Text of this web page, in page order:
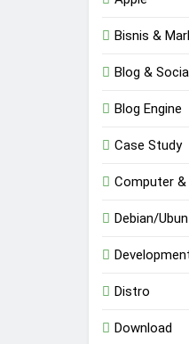
Bisnis &
Blog &
Blog Engine
Case Study
Computer &
Debian/
Distro
Download